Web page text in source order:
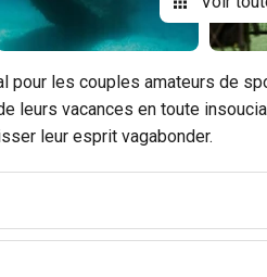
pour les couples amateurs de
leurs vacances en toute
leur esprit vagabonder.